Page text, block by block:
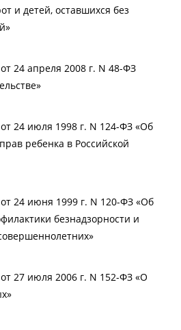
и детей,оставшихся без
24 апреля 2008 г. N 48-ФЗ
24 июля 1998 г. N 124-ФЗ «Об
ребенка в Российской
24 июня 1999 г. N 120-ФЗ «Об
безнадзорности и
27 июля 2006 г. N 152-ФЗ «О